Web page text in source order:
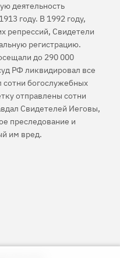
деятельность
году. В 1992 году,
репрессий, Свидетели
регистрацию.
до 290 000
РФ ликвидировал все
богослужебных
отправлены сотни
Свидетелей Иеговы,
преследование и
им вред.